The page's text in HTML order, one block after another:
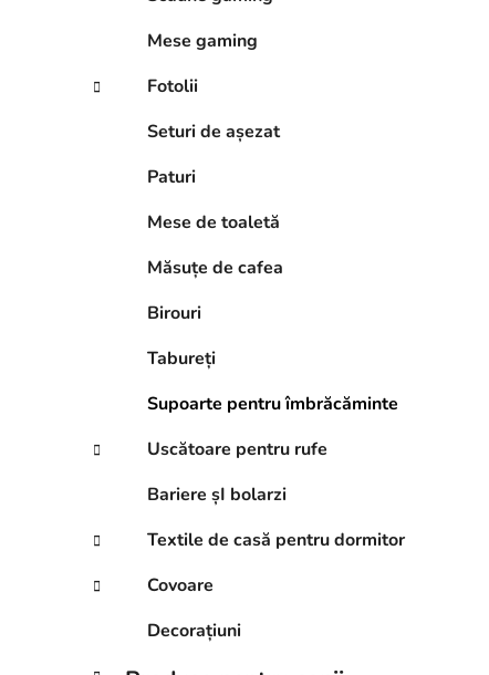
Mese gaming
Fotolii
Seturi de așezat
Paturi
Mese de toaletă
Măsuțe de cafea
Birouri
Tabureți
Supoarte pentru îmbrăcăminte
Uscătoare pentru rufe
Bariere șI bolarzi
Textile de casă pentru dormitor
Covoare
Decorațiuni